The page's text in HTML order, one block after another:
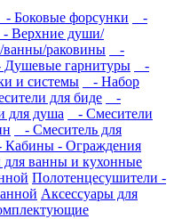
- Боковые форсунки
-
- Верхние души/
раковины
-
гарнитуры
-
и системы
- Набор
для биде
-
для душа
- Смесители
- Смеситель для
Кабины - Ограждения
для ванны и кухонные
Полотенцесушители -
Аксессуары для